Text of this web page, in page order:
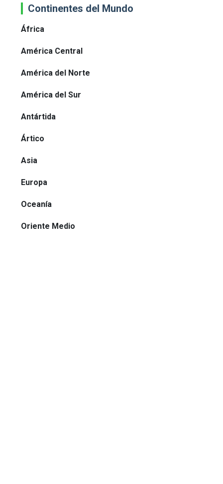
Continentes del Mundo
África
América Central
América del Norte
América del Sur
Antártida
Ártico
Asia
Europa
Oceanía
Oriente Medio